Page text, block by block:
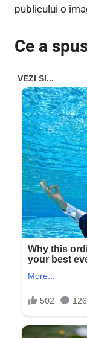
publicului o
Ce a